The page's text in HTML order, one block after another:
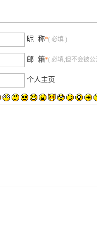
昵 称*( 必填 )
邮 箱*( 必填,但不会被公
个人主页